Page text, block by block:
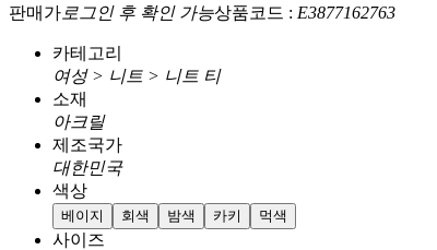
판매가 로그인 후 확인 가능상품코드 : E3877162763
카테고리
여성 > 니트 > 니트 티
소재
아크릴
제조국가
대한민국
색상
베이지 회색 밤색 카키 먹색
사이즈